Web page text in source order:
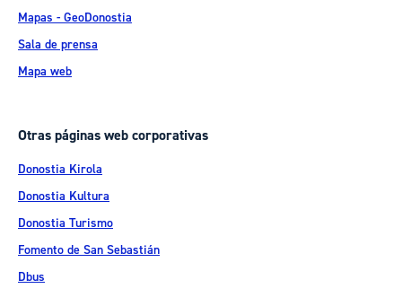
Mapas - GeoDonostia
Sala de prensa
Mapa web
Otras páginas web corporativas
Donostia Kirola
Donostia Kultura
Donostia Turismo
Fomento de San Sebastián
Dbus